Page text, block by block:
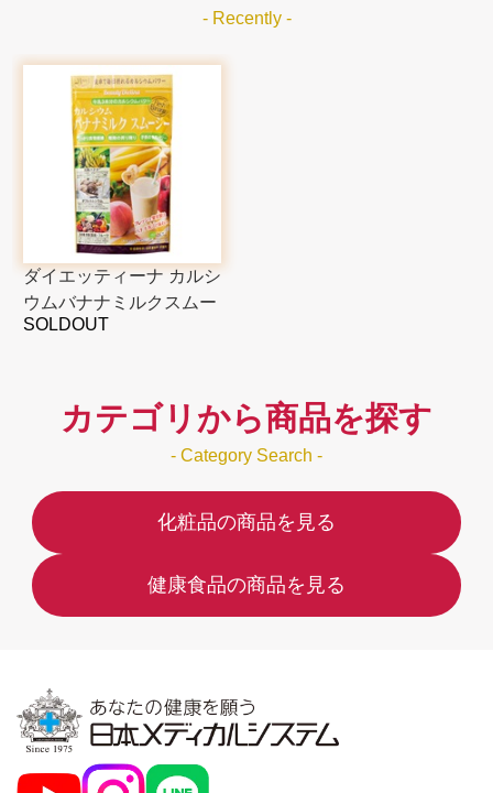
- Recently -
ダイエッティーナ カルシ
ウムバナナミルクスムー
ジー
SOLDOUT
カテゴリから商品を探す
- Category Search -
化粧品の商品を見る
健康食品の商品を見る